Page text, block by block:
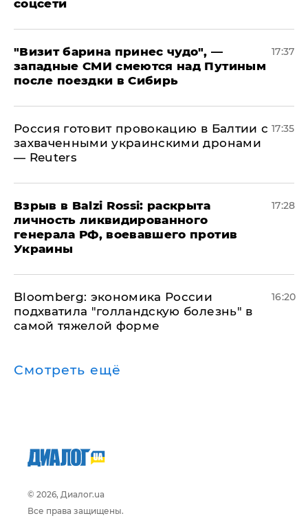
соцсети
"Визит барина принес чудо", —
западные СМИ смеются над Путиным
после поездки в Сибирь
17:37
​Россия готовит провокацию в Балтии с
захваченными украинскими дронами
— Reuters
17:35
​Взрыв в Balzi Rossi: раскрыта
личность ликвидированного
генерала РФ, воевавшего против
Украины
17:28
Bloomberg: экономика России
подхватила "голландскую болезнь" в
самой тяжелой форме
16:20
Смотреть ещё
© 2026, Диалог.ua
Все права защищены.